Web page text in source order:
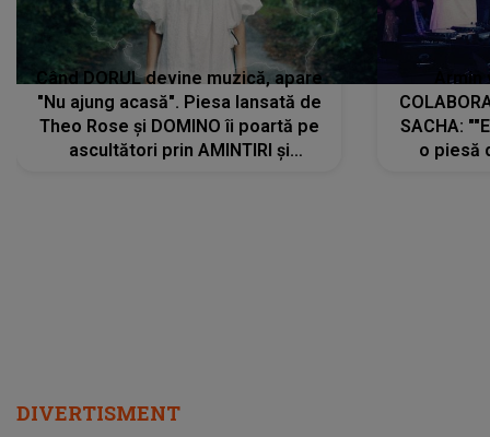
Când DORUL devine muzică, apare
"Nu ajung acasă". Piesa lansată de
Theo Rose și DOMINO îi poartă pe
ascultători prin AMINTIRI și
SACHA:
o piesă
DIVERTISMENT